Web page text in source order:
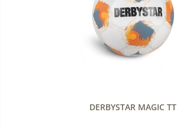
DERBYSTAR MAGIC TT